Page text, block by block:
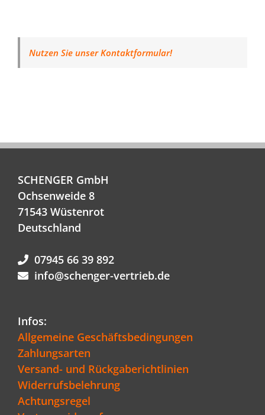
Nutzen Sie unser Kontaktformular!
SCHENGER GmbH
Ochsenweide 8
71543 Wüstenrot
Deutschland
07945 66 39 892
info@schenger-vertrieb.de
Infos:
Allgemeine Geschäftsbedingungen
Zahlungsarten
Versand- und Rückgaberichtlinien
Widerrufsbelehrung
Achtungsregel